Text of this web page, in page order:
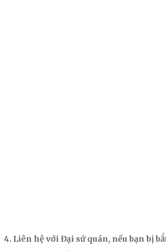
4. Liên hệ với Đại sứ quán, nếu bạn bị